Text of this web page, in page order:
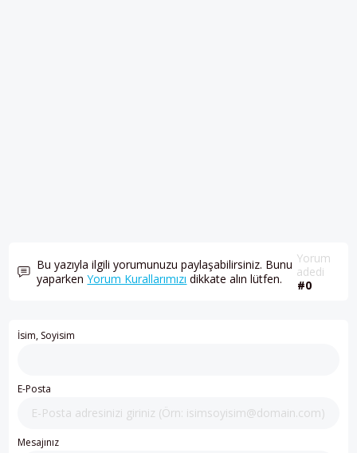
Bu yazıyla ilgili yorumunuzu paylaşabilirsiniz. Bunu
yaparkenYorum Kurallarımızı dikkate alın lütfen.
Yorum
adedi
#0
İsim, Soyisim
E-Posta
Mesajınız